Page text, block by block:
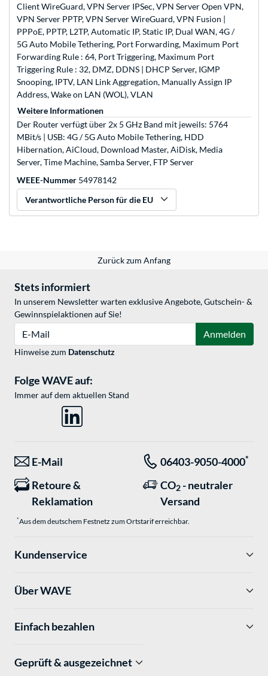
Client WireGuard, VPN Server IPSec, VPN Server Open VPN,
VPN Server PPTP, VPN Server WireGuard, VPN Fusion |
PPPoE, PPTP, L2TP, Automatic IP, Static IP, Dual WAN, 4G /
5G Auto Mobile Tethering, Port Forwarding, Maximum Port
Forwarding Rule : 64, Port Triggering, Maximum Port
Triggering Rule : 32, DMZ, DDNS | DHCP Server, IGMP
Snooping, IPTV, LAN Link Aggregation, Manually Assign IP
Address, Wake on LAN (WOL), VLAN
Weitere Informationen
Der Router verfügt über 2x 5 GHz Band mit jeweils: 5764
MBit/s | USB: 4G / 5G Auto Mobile Tethering, HDD
Hibernation, AiCloud, Download Master, AiDisk, Media
Server, Time Machine, Samba Server, FTP Server
WEEE-Nummer 54978142
Verantwortliche Person für die EU
Zurück zum Anfang
Stets informiert
In unserem Newsletter warten exklusive Angebote, Gutschein- &
Gewinnspielaktionen auf Sie!
Anmelden
Hinweise zum Datenschutz
Folge WAVE auf:
Immer auf dem aktuellen Stand
E-Mail 06403-9050-4000*
Retoure &
Reklamation
CO2 - neutraler
Versand
*Aus dem deutschem Festnetz zum Ortstarif erreichbar.
Kundenservice
Über WAVE
Einfach bezahlen
Geprüft & ausgezeichnet